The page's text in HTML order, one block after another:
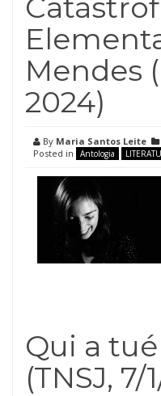
Mendes
2024)
By Maria Santos Leite
Posted in
Antologia
Qui a
(TNSJ, 7/